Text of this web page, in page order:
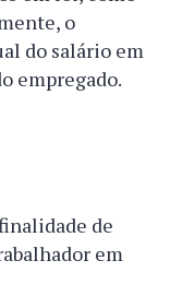
o
do salário em
empregado.
de
em